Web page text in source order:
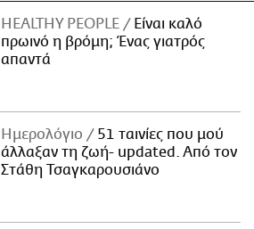
HEALTHY PEOPLE
Είναι καλό
πρωινό η βρόμη; Ένας γιατρός
απαντά
Ημερολόγιο
51 ταινίες που μού
άλλαξαν τη ζωή- updated. Aπό τον
Στάθη Τσαγκαρουσιάνο